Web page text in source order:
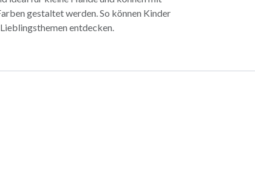
gestaltet werden. So können Kinder
entdecken.